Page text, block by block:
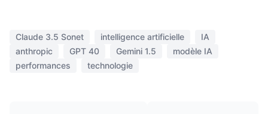
Claude 3.5 Sonet intelligence artificielle
IA
anthropic
GPT 40 Gemini 1.5
modèle IA
performances
technologie